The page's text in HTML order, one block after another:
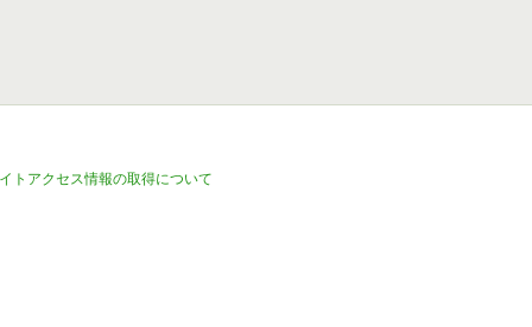
トアクセス情報の取得について